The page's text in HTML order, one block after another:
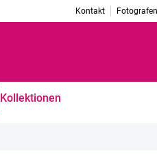
Kontakt Fotografen
Kollektionen